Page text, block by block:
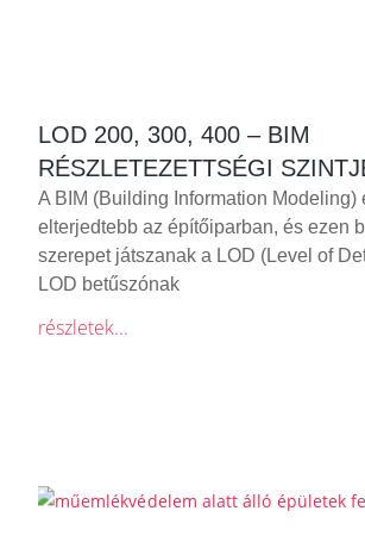
LOD 200, 300, 400 – BIM
RÉSZLETEZETTSÉGI
A BIM (Building Information Modeling)
elterjedtebb az építőiparban, és ezen
szerepet játszanak a LOD (Level of
LOD betűszónak
részletek...